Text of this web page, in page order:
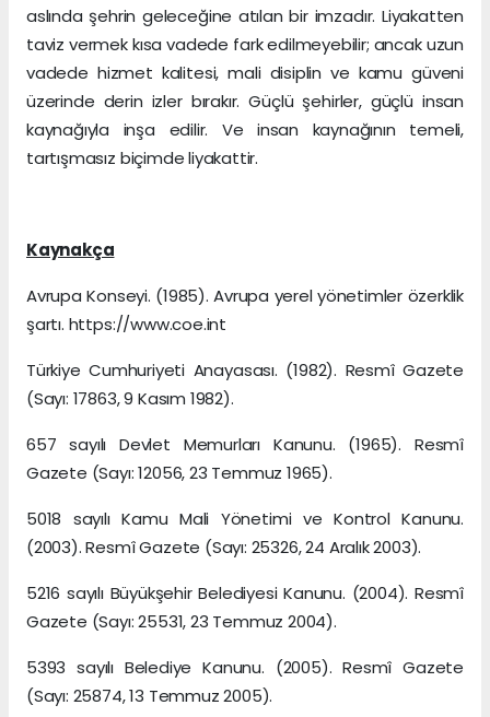
aslında şehrin geleceğine atılan bir imzadır. Liyakatten
taviz vermek kısa vadede fark edilmeyebilir; ancak uzun
vadede hizmet kalitesi, mali disiplin ve kamu güveni
üzerinde derin izler bırakır. Güçlü şehirler, güçlü insan
kaynağıyla inşa edilir. Ve insan kaynağının temeli,
tartışmasız biçimde liyakattir.
Kaynakça
Avrupa Konseyi. (1985). Avrupa yerel yönetimler özerklik
şartı. https://www.coe.int
Türkiye Cumhuriyeti Anayasası. (1982). Resmî Gazete
(Sayı: 17863, 9 Kasım 1982).
657 sayılı Devlet Memurları Kanunu. (1965). Resmî
Gazete (Sayı: 12056, 23 Temmuz 1965).
5018 sayılı Kamu Mali Yönetimi ve Kontrol Kanunu.
(2003). Resmî Gazete (Sayı: 25326, 24 Aralık 2003).
5216 sayılı Büyükşehir Belediyesi Kanunu. (2004). Resmî
Gazete (Sayı: 25531, 23 Temmuz 2004).
5393 sayılı Belediye Kanunu. (2005). Resmî Gazete
(Sayı: 25874, 13 Temmuz 2005).